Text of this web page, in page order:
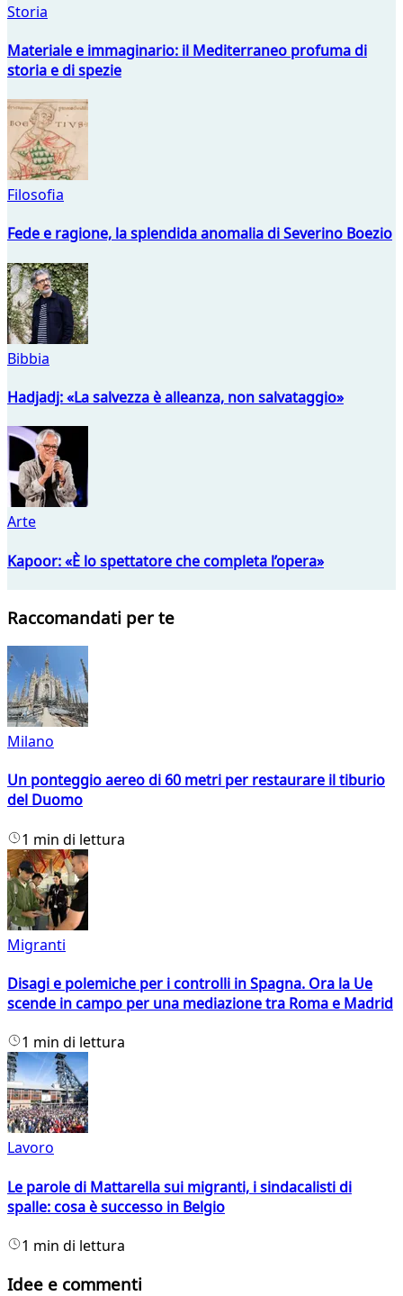
Storia
Materiale e immaginario: il Mediterraneo profuma di
storia e di spezie
Filosofia
Fede e ragione, la splendida anomalia di Severino Boezio
Bibbia
Hadjadj: «La salvezza è alleanza, non salvataggio»
Arte
Kapoor: «È lo spettatore che completa l’opera»
Raccomandati per te
Milano
Un ponteggio aereo di 60 metri per restaurare il tiburio
del Duomo
1 min di lettura
Migranti
Disagi e polemiche per i controlli in Spagna. Ora la Ue
scende in campo per una mediazione tra Roma e Madrid
1 min di lettura
Lavoro
Le parole di Mattarella sui migranti, i sindacalisti di
spalle: cosa è successo in Belgio
1 min di lettura
Idee e commenti